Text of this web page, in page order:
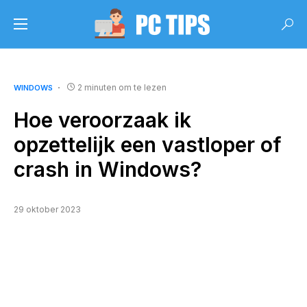
WINDOWS 2 minuten om te lezen
Hoe veroorzaak ik
opzettelijk een vastloper of
crash in Windows?
29 oktober 2023